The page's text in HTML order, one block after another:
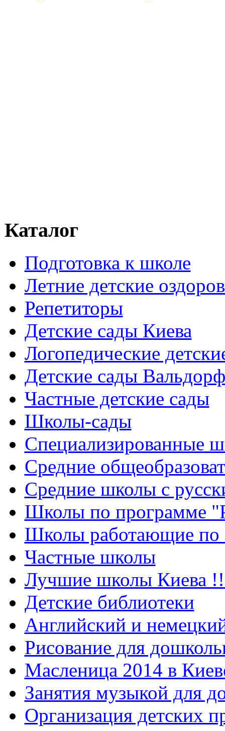
Каталог
Подготовка к школе
Летние детские
Репетиторы
Детские сады Киева
Логопедические
Детские сады
Частные детские сады
Школы-сады
Cпециализированные
Cредние
Средние школы с
Школы по программе
Школы работающие по
Частные школы
Лучшие школы Киева
Детские библиотеки
Английский и
Рисование для
Масленица 2014 в
Занятия музыкой для
Организация детских